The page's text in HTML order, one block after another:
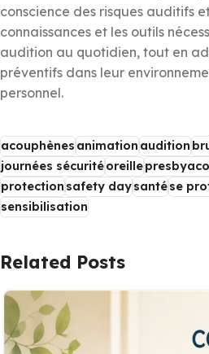
conscience des risques auditifs
connaissances et les outils
audition au quotidien, tout en
préventifs dans leur
personnel.
acouphènesanimationaudition
journées sécuritéoreille
protectionsafety daysantése
sensibilisation
Related Posts